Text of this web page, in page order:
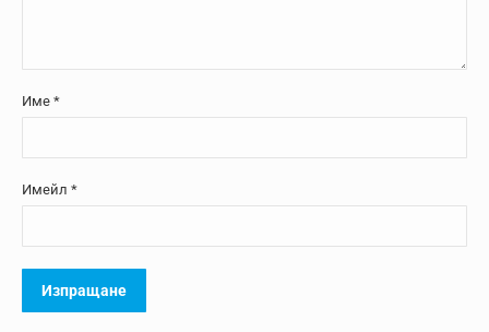
Име *
Имейл *